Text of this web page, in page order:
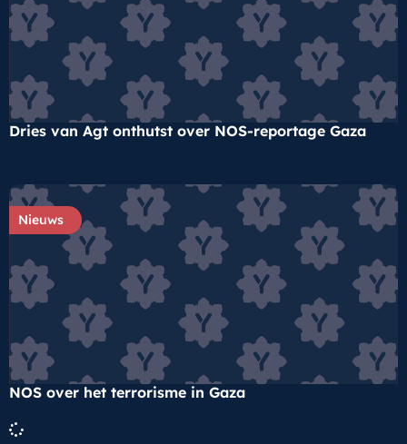
Dries van Agt onthutst over NOS-reportage Gaza
Nieuws
NOS over het terrorisme in Gaza